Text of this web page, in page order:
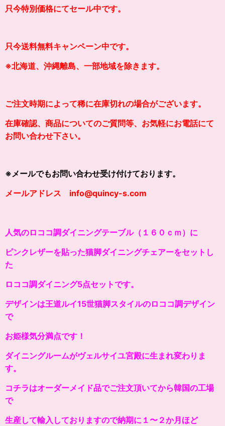
只今特別価格にてセール中です。
只今送料無料キャンペーン中です。
※北海道、沖縄離島、一部地域を除きます。
ご注文時期によって稀に在庫切れの場合がございます。
在庫確認、商品についてのご質問等、お気軽にお電話にて
お問い合わせ下さい。
※メールでもお問い合わせ受け付けております。
メールアドレス info@quincy-s.com
人気のロココ調ダイニングテーブル（１６０ｃｍ）に
ピンクレザーを貼った猫脚ダイニングチェアーをセットし
た
ロココ調ダイニング5点セットです。
デザインは王道ルイ15世猫脚スタイルのロココ調デザイン
で
お姫様気分満点です！
ダイニングルームがヴェルサイユ宮殿に生まれ変わりま
す。
コチラはオーダーメイド品でご注文頂いてから韓国の工場
で
生産して輸入しておりますので納期に１〜２か月ほど